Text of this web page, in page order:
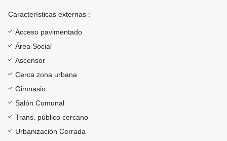
Características externas :
Acceso pavimentado
Área Social
Ascensor
Cerca zona urbana
Gimnasio
Salón Comunal
Trans. público cercano
Urbanización Cerrada